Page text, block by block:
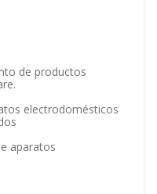
de productos
electrodomésticos
aparatos